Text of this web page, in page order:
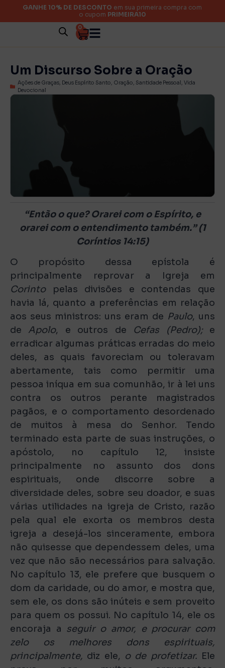
GANHE 10% DE DESCONTO em sua primeira compra com
o cupom PRIMEIRA10
0
Um Discurso Sobre a Oração
Ações de Graças, Deus Espírito Santo, Oração, Santidade Pessoal, Vida
Devocional
“Então o que? Orarei com o Espírito, e
orarei com o entendimento também.” (1
Coríntios 14:15)
O propósito dessa epístola é
principalmente reprovar a Igreja em
Corintopelas divisões e contendas que
havia lá, quanto a preferências em relação
aos seus ministros: uns eram de Paulo, uns
de Apolo, e outros de Cefas (Pedro);e
erradicar algumas práticas erradas do meio
deles, as quais favoreciam ou toleravam
abertamente, tais como permitir uma
pessoa iníqua em sua comunhão, ir à lei uns
contra os outros perante magistrados
pagãos, e o comportamento desordenado
de muitos à mesa do Senhor. Tendo
terminado esta parte de suas instruções, o
apóstolo, no capítulo 12, insiste
principalmente no assunto dos dons
espirituais, onde discorre sobre a
diversidade deles, sobre seu doador, e suas
várias utilidades na igreja de Cristo, razão
pela qual ele exorta os membros desta
igreja a desejá-los sinceramente, embora
não quisesse que dependessem deles, uma
vez que não são necessários para salvação.
No capítulo 13, ele prefere que busquem o
dom da caridade, ou do amor, e mostra que,
sem ele, os dons são inúteis e sem proveito
para quem os possui. No capítulo 14, ele os
encoraja a seguir o amor, e procurar com
zelo os melhores dons espirituais,
principalmente, diz ele, o de profetizar. Ele